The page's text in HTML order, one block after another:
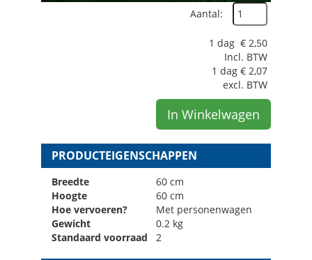
Aantal:
1 dag € 2,50
Incl. BTW
1 dag € 2,07
excl. BTW
In Winkelwagen
PRODUCTEIGENSCHAPPEN
Breedte
60 cm
Hoogte
60 cm
Hoe vervoeren?
Met personenwagen
Gewicht
0.2 kg
Standaard voorraad
2